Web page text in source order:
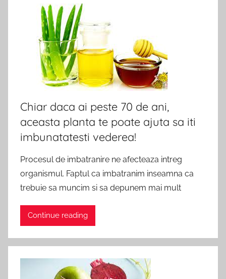
Chiar daca ai peste 70 de ani,
aceasta planta te poate ajuta sa iti
imbunatatesti vederea!
Procesul de imbatranire ne afecteaza intreg
organismul. Faptul ca imbatranim inseamna ca
trebuie sa muncim si sa depunem mai mult
Continue reading